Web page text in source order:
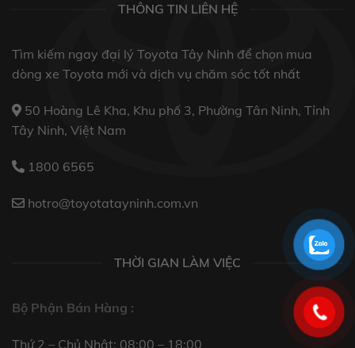
THÔNG TIN LIÊN HỆ
Tìm kiếm ngay đại lý Toyota Tây Ninh để chọn mua
dòng xe Toyota mới và dịch vụ chăm sóc tốt nhất
50 Hoàng Lê Kha, Khu phố 3, Phường Tân Ninh, Tỉnh
Tây Ninh, Việt Nam
1800 6565
hotro@toyotatayninh.com.vn
THỜI GIAN LÀM VIỆC
Bộ Phận Bán Hàng :
Thứ 2 – Chủ Nhật: 08:00 – 18:00